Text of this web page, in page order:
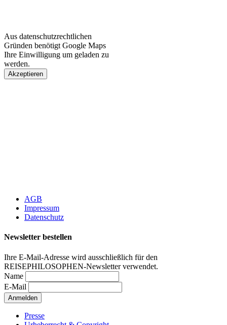
Aus datenschutzrechtlichen
Gründen benötigt Google Maps
Ihre Einwilligung um geladen zu
werden.
Akzeptieren
AGB
Impressum
Datenschutz
Newsletter bestellen
Ihre E-Mail-Adresse wird ausschließlich für den
REISEPHILOSOPHEN-Newsletter verwendet.
Name
E-Mail
Presse